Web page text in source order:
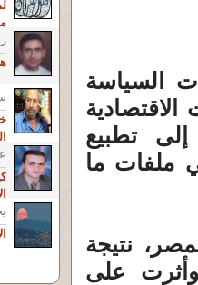
السياسة
تطبيع
ملفات ما
نتيجة
وأثرت على